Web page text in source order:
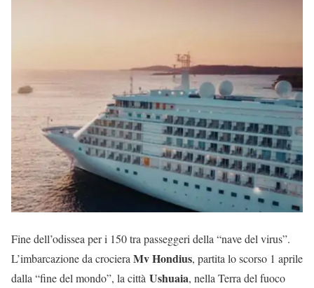
Fine dell’odissea per i 150 tra passeggeri della “nave del virus”.
L’imbarcazione da crociera Mv Hondius, partita lo scorso 1 aprile
dalla “fine del mondo”, la città Ushuaia, nella Terra del fuoco